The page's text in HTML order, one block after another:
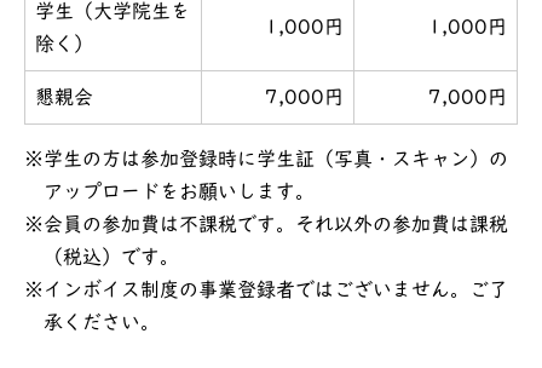
学生（大学院生を
除く）
1,000円 1,000円
懇親会 7,000円 7,000円
学生の方は参加登録時に学生証（写真・スキャン）の
アップロードをお願いします。
会員の参加費は不課税です。それ以外の参加費は課税
（税込）です。
インボイス制度の事業登録者ではございません。ご了
承ください。